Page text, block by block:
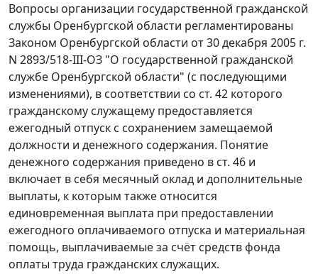
Вопросы организации государственной гражданской
службы Оренбургской области регламентированы
Законом Оренбургской области от 30 декабря 2005 г.
N 2893/518-III-ОЗ "О государственной гражданской
службе Оренбургской области" (с последующими
изменениями), в соответствии со ст. 42 которого
гражданскому служащему предоставляется
ежегодный отпуск с сохранением замещаемой
должности и денежного содержания. Понятие
денежного содержания приведено в ст. 46 и
включает в себя месячный оклад и дополнительные
выплаты, к которым также относится
единовременная выплата при предоставлении
ежегодного оплачиваемого отпуска и материальная
помощь, выплачиваемые за счёт средств фонда
оплаты труда гражданских служащих.